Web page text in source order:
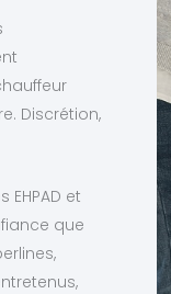
Discrétion,
et
que